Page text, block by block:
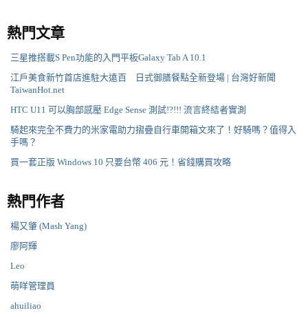
熱門文章
三星推搭載S Pen功能的入門平板Galaxy Tab A 10.1
江戶美食新竹首店進駐大遠百 日式御膳餐點全新登場 | 台灣好新聞
TaiwanHot.net
HTC U11 可以胸部感壓 Edge Sense 測試!?!!! 流言終結者實測
騎起來完全不費力的米家電助力摺疊自行車開箱文來了！好騎嗎？值得入
手嗎？
買一套正版 Windows 10 只要台幣 406 元！省錢購買攻略
熱門作者
楊又肇 (Mash Yang)
廖阿輝
Leo
萌咩管理員
ahuiliao